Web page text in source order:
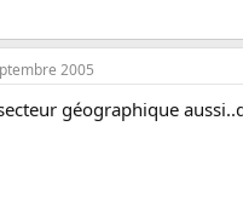
2005
géographique